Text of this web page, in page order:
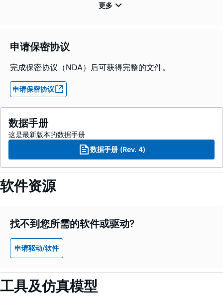
申请保密协议
完成保密协议（NDA）后可获得完整的文件。
申请保密协议
数据手册
这是最新版本的数据手册
数据手册 (Rev. 4)
软件资源
找不到您所需的软件或驱动?
申请驱动/软件
工具及仿真模型